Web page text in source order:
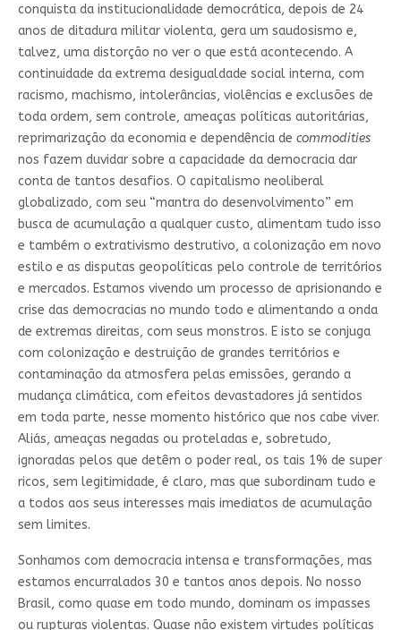
conquista da institucionalidade democrática, depois de 24
anos de ditadura militar violenta, gera um saudosismo e,
talvez, uma distorção no ver o que está acontecendo. A
continuidade da extrema desigualdade social interna, com
racismo, machismo, intolerâncias, violências e exclusões de
toda ordem, sem controle, ameaças políticas autoritárias,
reprimarização da economia e dependência de commodities
nos fazem duvidar sobre a capacidade da democracia dar
conta de tantos desafios. O capitalismo neoliberal
globalizado, com seu “mantra do desenvolvimento” em
busca de acumulação a qualquer custo, alimentam tudo isso
e também o extrativismo destrutivo, a colonização em novo
estilo e as disputas geopolíticas pelo controle de territórios
e mercados. Estamos vivendo um processo de aprisionando e
crise das democracias no mundo todo e alimentando a onda
de extremas direitas, com seus monstros. E isto se conjuga
com colonização e destruição de grandes territórios e
contaminação da atmosfera pelas emissões, gerando a
mudança climática, com efeitos devastadores já sentidos
em toda parte, nesse momento histórico que nos cabe viver.
Aliás, ameaças negadas ou proteladas e, sobretudo,
ignoradas pelos que detêm o poder real, os tais 1% de super
ricos, sem legitimidade, é claro, mas que subordinam tudo e
a todos aos seus interesses mais imediatos de acumulação
sem limites.
Sonhamos com democracia intensa e transformações, mas
estamos encurralados 30 e tantos anos depois. No nosso
Brasil, como quase em todo mundo, dominam os impasses
ou rupturas violentas. Quase não existem virtudes políticas